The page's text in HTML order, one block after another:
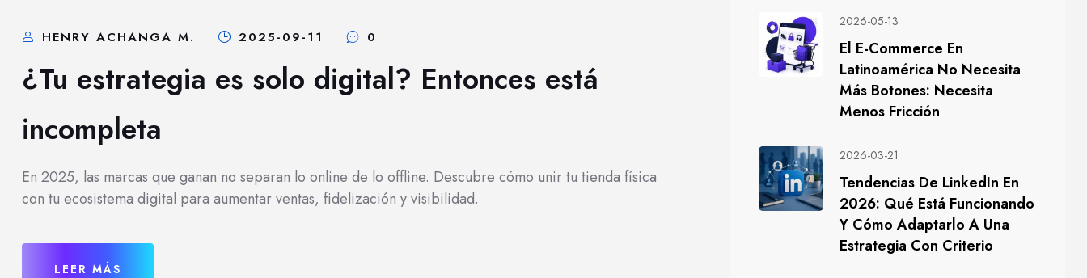
HENRY ACHANGA M. 2025-09-11 0
¿Tu estrategia es solo digital? Entonces está
incompleta
En 2025, las marcas que ganan no separan lo online de lo offline. Descubre cómo unir tu tienda física
con tu ecosistema digital para aumentar ventas, fidelización y visibilidad.
LEER MÁS
2026-05-13
El E-Commerce En
Latinoamérica No Necesita
Más Botones: Necesita
Menos Fricción
2026-03-21
Tendencias De LinkedIn En
2026: Qué Está Funcionando
Y Cómo Adaptarlo A Una
Estrategia Con Criterio